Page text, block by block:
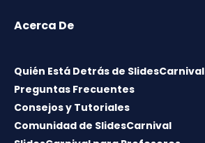
Acerca De
Quién Está Detrás de SlidesCarnival
Preguntas Frecuentes
Consejos y Tutoriales
Comunidad de SlidesCarnival